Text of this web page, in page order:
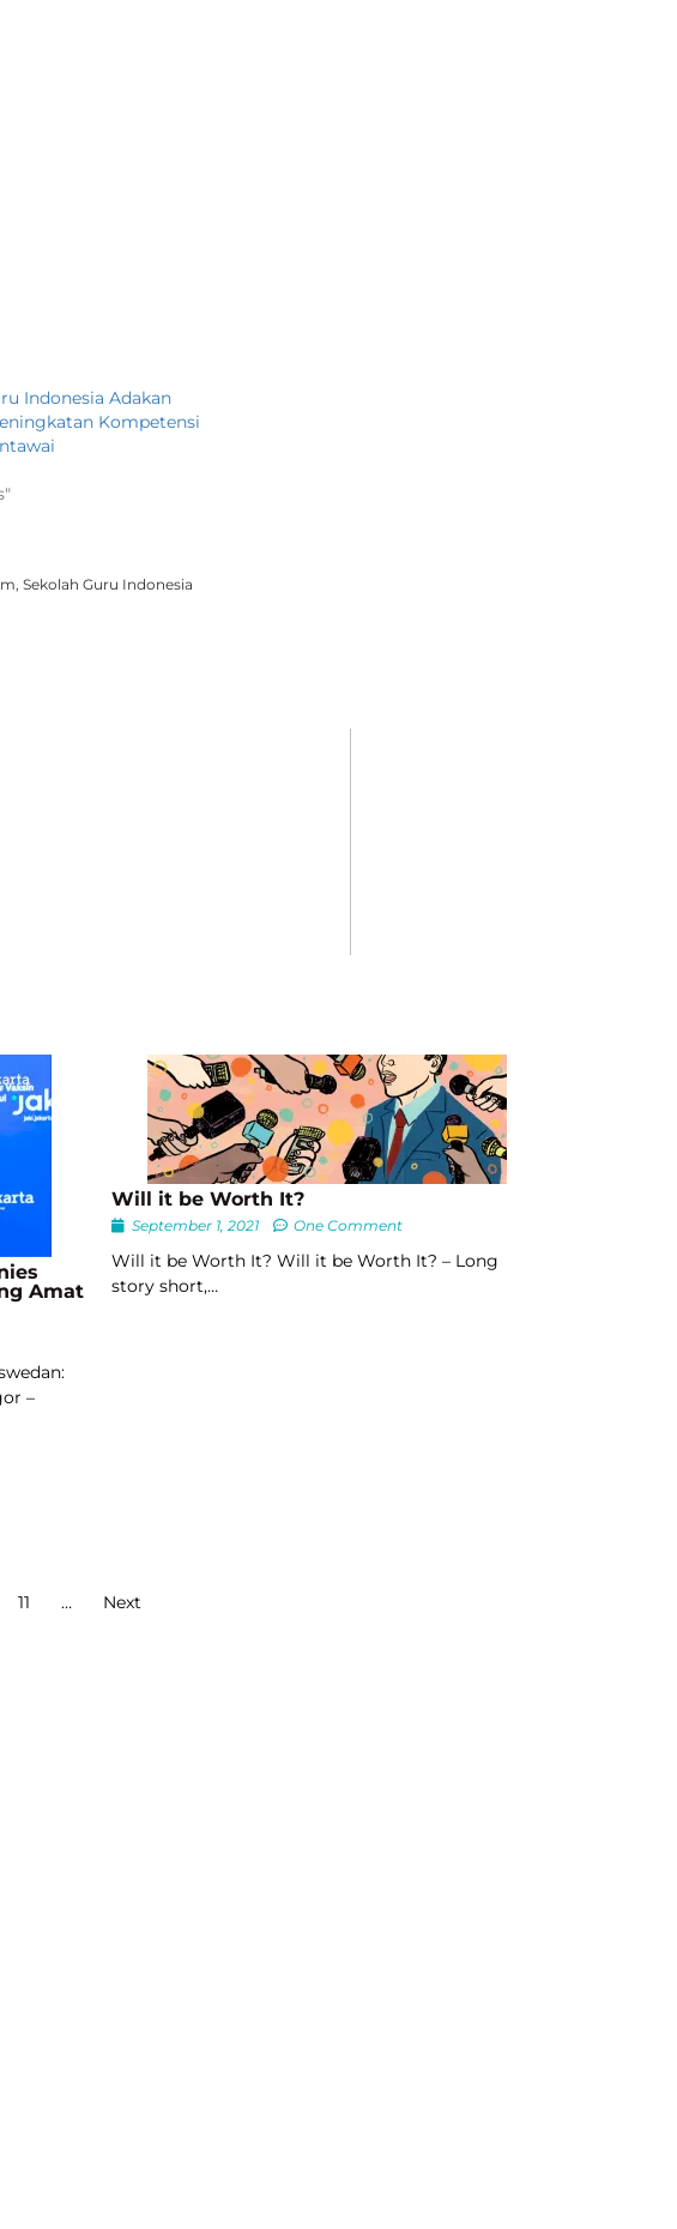
Indonesia Adakan
Kompetensi
, Sekolah Guru Indonesia
Amat
–
Will it be Worth It?
September 1, 2021 One Comment
Will it be Worth It? Will it be Worth It? – Long
story short,…
11 … Next